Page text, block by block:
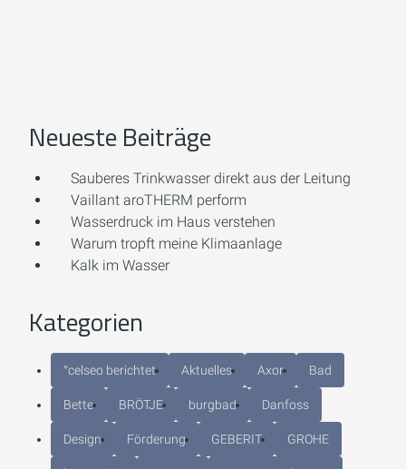
Neueste Beiträge
Sauberes Trinkwasser direkt aus der Leitung
Vaillant aroTHERM perform
Wasserdruck im Haus verstehen
Warum tropft meine Klimaanlage
Kalk im Wasser
Kategorien
°celseo berichtet Aktuelles Axor Bad
Bette BRÖTJE burgbad Danfoss
Design Förderung GEBERIT GROHE